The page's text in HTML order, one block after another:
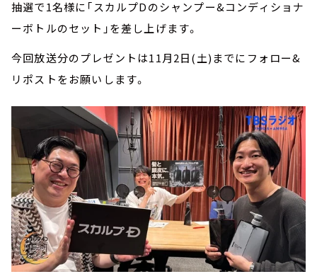
抽選で1名様に「スカルプDのシャンプー&コンディショナ
ーボトルのセット」を差し上げます。
今回放送分のプレゼントは11月2日(土)までにフォロー&
リポストをお願いします。